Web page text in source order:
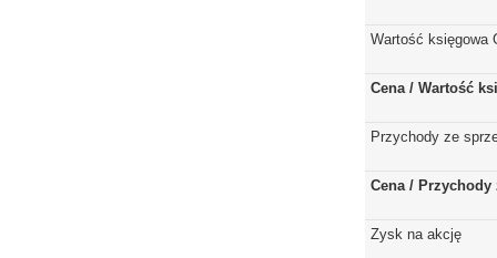
Wartość księgowa
Cena / Wartość
Przychody ze
Cena / Przychody
Zysk na akcję